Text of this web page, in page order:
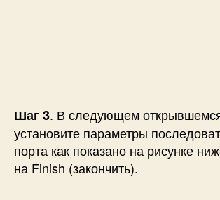
Шаг 3. В следующем
установите параметры
порта как показано на рисунке
на Finish (закончить).